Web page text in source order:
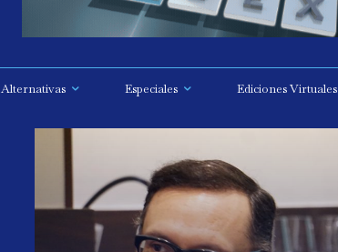
Alternativas Especiales Ediciones Virtuales